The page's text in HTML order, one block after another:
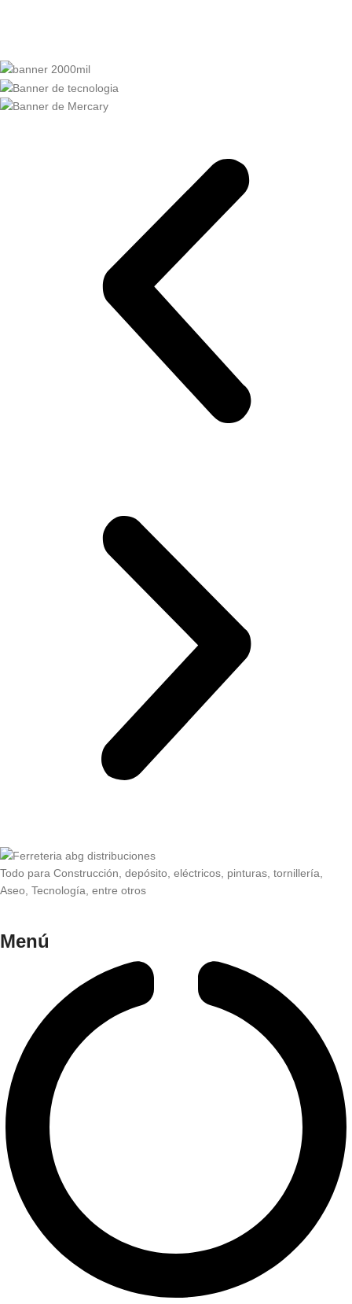
Todo para Construcción, depósito, eléctricos, pinturas, tornillería,
Aseo, Tecnología, entre otros
Menú